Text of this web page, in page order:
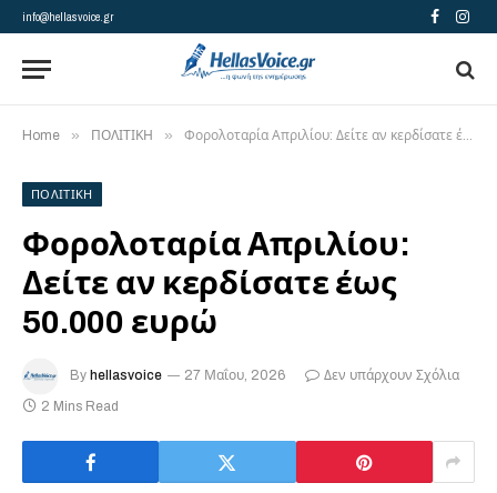
info@hellasvoice.gr Facebook
Home » ΠΟΛΙΤΙΚΗ » Φορολοταρία Απριλίου: Δείτε αν κερδίσατε έως 50.000 ευρώ
ΠΟΛΙΤΙΚΗ
Φορολοταρία Απριλίου:
Δείτε αν κερδίσατε έως
50.000 ευρώ
By hellasvoice 27 Μαΐου, 2026
Δεν υπάρχουν Σχόλια
2 Mins Read